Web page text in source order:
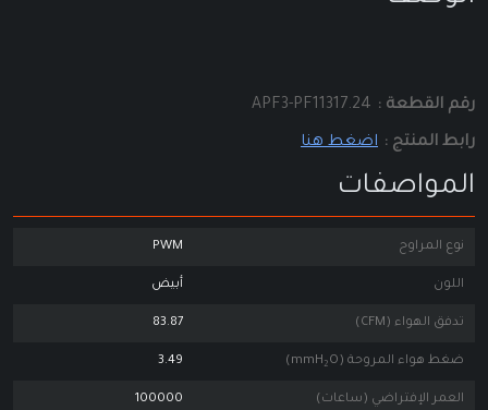
رقم القطعة : APF3-PF11317.24
رابط المنتج : اضغط هنا
المواصفات
نوع المراوح PWM
اللون أبيض
تدفق الهواء (CFM) 83.87
ضغط هواء المروحة (mmH₂O) 3.49
العمر الإفتراضي (ساعات) 100000